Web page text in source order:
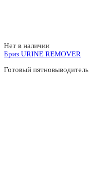
Нет в наличии
Бриз URINE REMOVER
Готовый пятновыводитель